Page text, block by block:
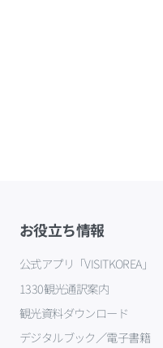
お役立ち情報
公式アプリ「VISITKOREA」
1330観光通訳案内
観光資料ダウンロード
デジタルブック／電子書籍